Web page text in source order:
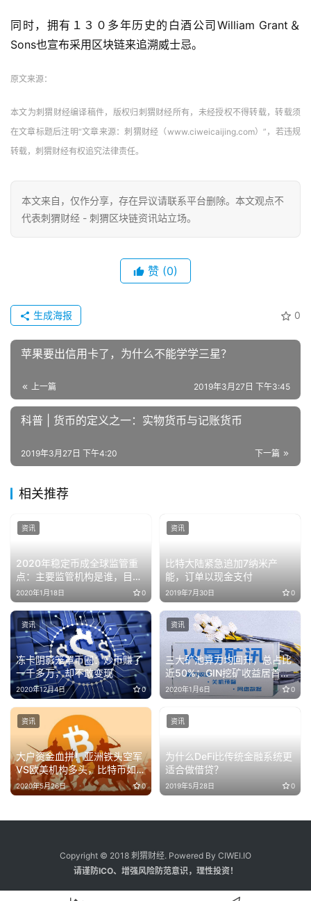
同时，拥有１３０多年历史的白酒公司William Grant＆
Sons也宣布采用区块链来追溯威士忌。
原文来源：
本文为刺猬财经编译稿件，版权归刺猬财经所有，未经授权不得转载，转载须
在文章标题后注明“文章来源：刺猬财经（www.ciweicaijing.com）”，若违规
转载，刺猬财经有权追究法律责任。
本文来自 ，仅作分享，存在异议请联系平台删除。本文观点不
代表刺猬财经 - 刺猬区块链资讯站立场。
赞 (0)
0
生成海报
苹果要出信用卡了，为什么不能学学三星？
上一篇 2019年3月27日 下午3:45
科普 | 货币的定义之一：实物货币与记账货币
下一篇
2019年3月27日 下午4:20
相关推荐
2020年稳定币成全球监管重
点：主要监管机构是谁，目前
的立场是什么？
2020年1月18日 0
资讯
比特大陆紧急追加7纳米产
能，订单以现金支付
2019年7月30日 0
资讯
冻卡阴影笼罩币圈：炒币赚了
一千多万，却不敢变现
2020年12月4日 0
资讯
三大矿池算力均回升，总占比
近50%；GIN挖矿收益居首，
日净利润达$17.19
2020年1月6日 0
资讯
大户资金血拼！亚洲铁头空军
VS欧美机构多头，比特币如何
走？
2020年5月26日 0
资讯
为什么DeFi比传统金融系统更
适合做借贷？
2019年5月28日 0
资讯
Copyright © 2018 刺猬财经. Powered By CIWEI.IO
请谨防ICO、增强风险防范意识，理性投资！